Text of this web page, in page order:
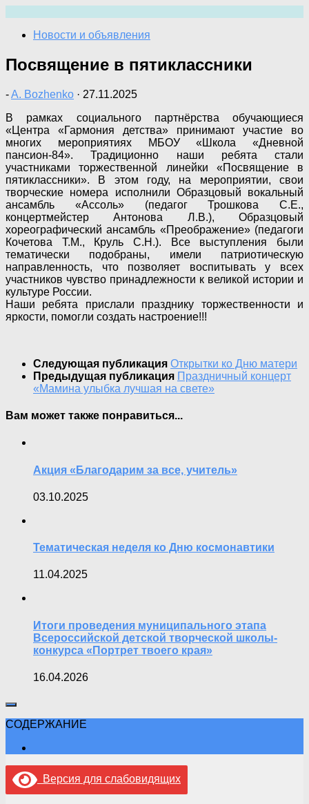
содержимому
Новости и объявления
Посвящение в пятиклассники
-A. Bozhenko · 27.11.2025
В рамках социального партнёрства обучающиеся
«Центра «Гармония детства» принимают участие во
многих мероприятиях МБОУ «Школа «Дневной
пансион-84». Традиционно наши ребята стали
участниками торжественной линейки «Посвящение в
пятиклассники». В этом году, на мероприятии, свои
творческие номера исполнили Образцовый вокальный
ансамбль «Ассоль» (педагог Трошкова С.Е.,
концертмейстер Антонова Л.В.), Образцовый
хореографический ансамбль «Преображение» (педагоги
Кочетова Т.М., Круль С.Н.). Все выступления были
тематически подобраны, имели патриотическую
направленность, что позволяет воспитывать у всех
участников чувство принадлежности к великой истории и
культуре России.
Наши ребята прислали празднику торжественности и
яркости, помогли создать настроение!!!
Следующая публикация Открытки ко Дню матери
Предыдущая публикация Праздничный концерт
«Мамина улыбка лучшая на свете»
Вам может также понравиться...
Акция «Благодарим за все, учитель»
03.10.2025
Тематическая неделя ко Дню космонавтики
11.04.2025
Итоги проведения муниципального этапа
Всероссийской детской творческой школы-
конкурса «Портрет твоего края»
16.04.2026
СОДЕРЖАНИЕ
Версия для слабовидящих